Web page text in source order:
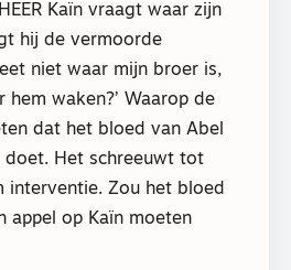
Kaïn vraagt waar zijn
hij de vermoorde
niet waar mijn broer is,
waken?’ Waarop de
dat het bloed van Abel
doet. Het schreeuwt tot
interventie. Zou het bloed
appel op Kaïn moeten